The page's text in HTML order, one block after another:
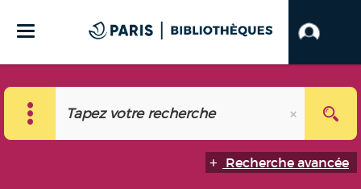
Recherche avancée